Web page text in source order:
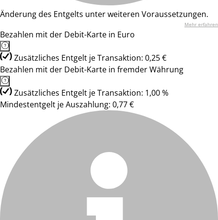
Änderung des Entgelts unter weiteren Voraussetzungen.
Mehr erfahren
Bezahlen mit der Debit-Karte in Euro
Zusätzliches Entgelt je Transaktion: 0,25 €
Bezahlen mit der Debit-Karte in fremder Währung
Zusätzliches Entgelt je Transaktion: 1,00 %
Mindestentgelt je Auszahlung: 0,77 €